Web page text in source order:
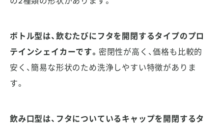
ボトル型は、飲むたびにフタを開閉するタイプのプロ
テインシェイカーです。 密閉性が高く、価格も比較的
安く、簡易な形状のため洗浄しやすい特徴がありま
す。
飲み口型は、フタについているキャップを開閉するタ